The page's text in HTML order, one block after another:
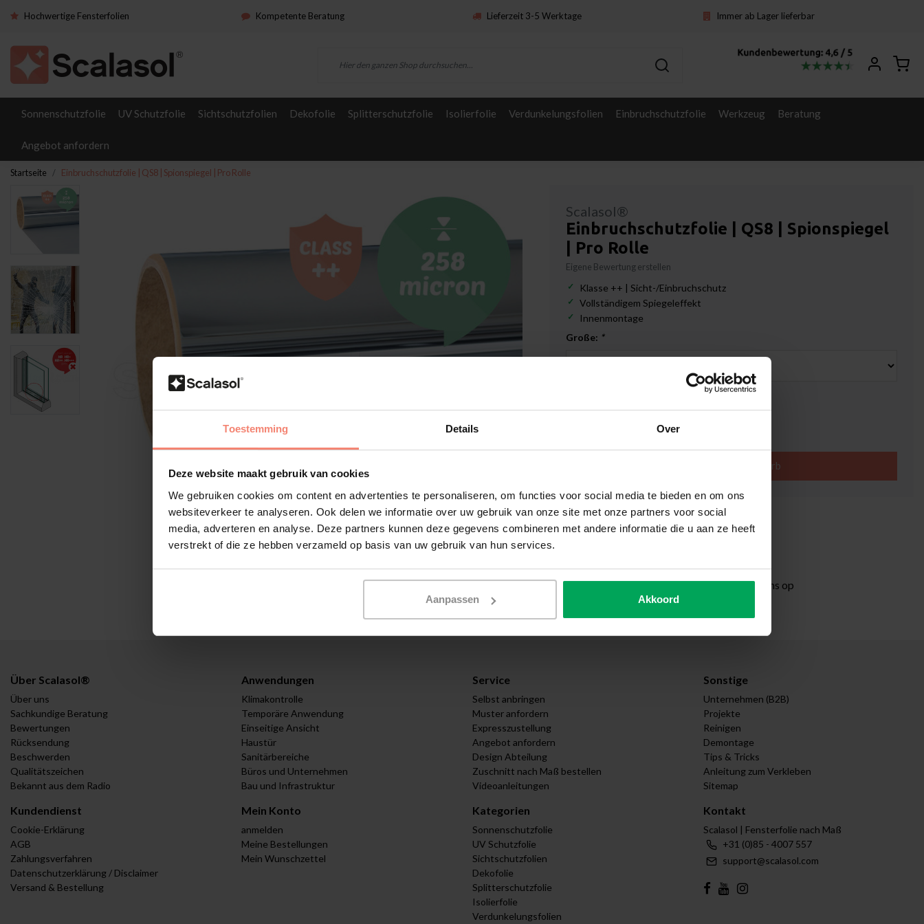
Toestemming Details Over
Deze website maakt gebruik van cookies
We gebruiken cookies om content en advertenties te personaliseren, om functies voor social media te bieden en om ons
websiteverkeer te analyseren. Ook delen we informatie over uw gebruik van onze site met onze partners voor social
media, adverteren en analyse. Deze partners kunnen deze gegevens combineren met andere informatie die u aan ze heeft
verstrekt of die ze hebben verzameld op basis van uw gebruik van hun services.
Aanpassen Akkoord
Hochwertige Fensterfolien Kompetente Beratung Lieferzeit 3-5 Werktage Immer ab Lager lieferbar
Sonnenschutzfolie UV Schutzfolie Sichtschutzfolien Dekofolie Splitterschutzfolie Isolierfolie Verdunkelungsfolien Einbruchschutzfolie Werkzeug Beratung
Angebot anfordern
Startseite Einbruchschutzfolie | QS8 | Spionspiegel | Pro Rolle
Scalasol®
Einbruchschutzfolie | QS8 | Spionspiegel
| Pro Rolle
Eigene Bewertung erstellen
Klasse ++ | Sicht-/Einbruchschutz
Vollständigem Spiegeleffekt
Innenmontage
Große: *
In den Warenkorb
Hochwertige Folien-Qualität
Zusatzinformation?Neem contact met ons op
Über Scalasol®
Über uns
Sachkundige Beratung
Bewertungen
Rücksendung
Beschwerden
Qualitätszeichen
Bekannt aus dem Radio
Anwendungen
Klimakontrolle
Temporäre Anwendung
Einseitige Ansicht
Haustür
Sanitärbereiche
Büros und Unternehmen
Bau und Infrastruktur
Service
Selbst anbringen
Muster anfordern
Expresszustellung
Angebot anfordern
Design Abteilung
Zuschnitt nach Maß bestellen
Videoanleitungen
Sonstige
Unternehmen (B2B)
Projekte
Reinigen
Demontage
Tips & Tricks
Anleitung zum Verkleben
Sitemap
Kundendienst
Cookie-Erklärung
AGB
Zahlungsverfahren
Datenschutzerklärung / Disclaimer
Versand & Bestellung
Mein Konto
anmelden
Meine Bestellungen
Mein Wunschzettel
Kategorien
Sonnenschutzfolie
UV Schutzfolie
Sichtschutzfolien
Dekofolie
Splitterschutzfolie
Isolierfolie
Verdunkelungsfolien
Kontakt
Scalasol | Fensterfolie nach Maß
+31 (0)85 - 4007 557
support@scalasol.com